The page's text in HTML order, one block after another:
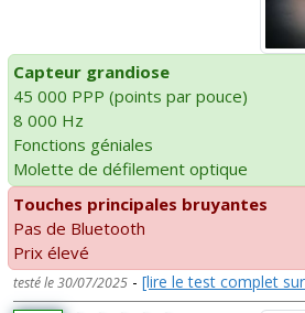
Capteur grandiose
45 000 PPP (points par pouce)
8 000 Hz
Fonctions géniales
Molette de défilement optique
Touches principales bruyantes
Pas de Bluetooth
Prix élevé
testé le 30/07/2025 - [lire le test complet